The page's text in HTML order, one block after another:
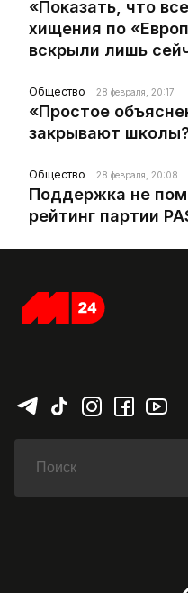
«Показать, что
хищения по
вскрыли лишь
Общество 28 февраля, 20:17
«Простое
закрывают
Общество 28 февраля, 20:08
Поддержка не
рейтинг партии